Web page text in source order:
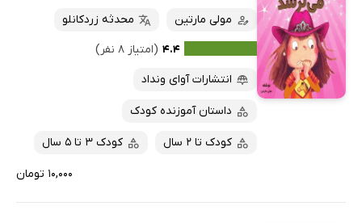
مولی مارتین
محدثه زردکانلو
۴.۴ (امتیاز ۸ نفر)
انتشارات آوای ونداد
داستان آموزنده کودک
کودک تا 2 سال کودک 3 تا 5 سال
۱۰,۰۰۰ تومان